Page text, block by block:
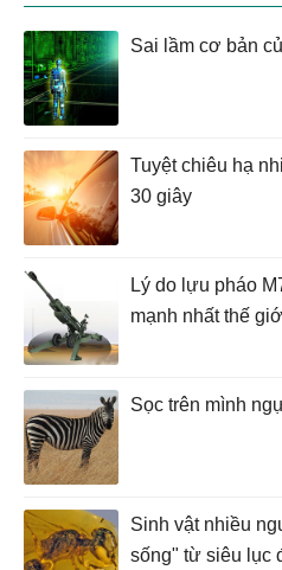
Sai lầm cơ bản
Tuyệt chiêu hạ
30 giây
Lý do lựu pháo
mạnh nhất thế
Sọc trên mình
Sinh vật nhiều
sống" từ siêu lục